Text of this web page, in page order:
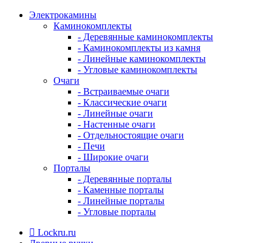
Электрокамины
Каминокомплекты
- Деревянные каминокомплекты
- Каминокомплекты из камня
- Линейные каминокомплекты
- Угловые каминокомплекты
Очаги
- Встраиваемые очаги
- Классические очаги
- Линейные очаги
- Настенные очаги
- Отдельностоящие очаги
- Печи
- Широкие очаги
Порталы
- Деревянные порталы
- Каменные порталы
- Линейные порталы
- Угловые порталы
Lockru.ru